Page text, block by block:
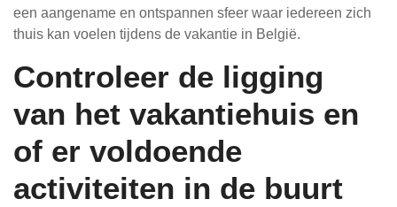
een aangename en ontspannen sfeer waar iedereen zich
thuis kan voelen tijdens de vakantie in België.
Controleer de ligging
van het vakantiehuis en
of er voldoende
activiteiten in de buurt